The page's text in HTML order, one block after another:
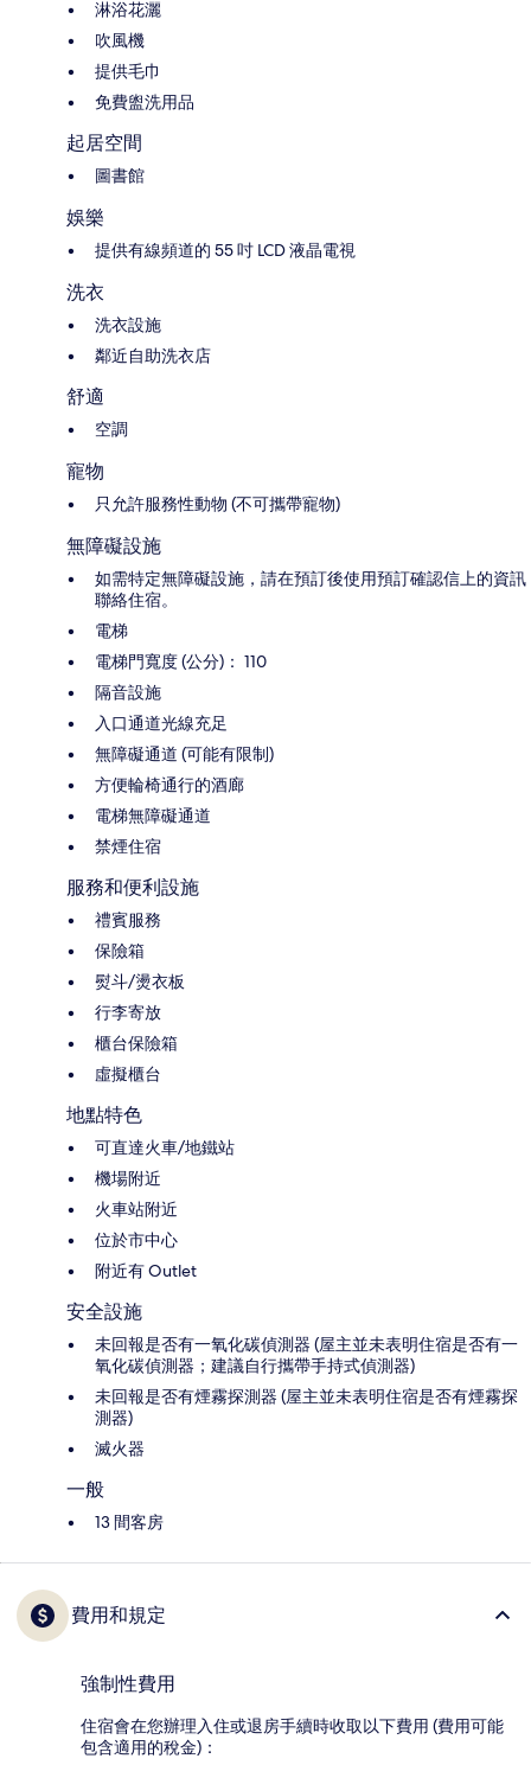
淋浴花灑
吹風機
提供毛巾
免費盥洗用品
起居空間
圖書館
娛樂
提供有線頻道的 55 吋 LCD 液晶電視
洗衣
洗衣設施
鄰近自助洗衣店
舒適
空調
寵物
只允許服務性動物 (不可攜帶寵物)
無障礙設施
如需特定無障礙設施，請在預訂後使用預訂確認信上的資訊
聯絡住宿。
電梯
電梯門寬度 (公分)： 110
隔音設施
入口通道光線充足
無障礙通道 (可能有限制)
方便輪椅通行的酒廊
電梯無障礙通道
禁煙住宿
服務和便利設施
禮賓服務
保險箱
熨斗/燙衣板
行李寄放
櫃台保險箱
虛擬櫃台
地點特色
可直達火車/地鐵站
機場附近
火車站附近
位於市中心
附近有 Outlet
安全設施
未回報是否有一氧化碳偵測器 (屋主並未表明住宿是否有一
氧化碳偵測器；建議自行攜帶手持式偵測器)
未回報是否有煙霧探測器 (屋主並未表明住宿是否有煙霧探
測器)
滅火器
一般
13 間客房
費用和規定
強制性費用
住宿會在您辦理入住或退房手續時收取以下費用 (費用可能
包含適用的稅金)：